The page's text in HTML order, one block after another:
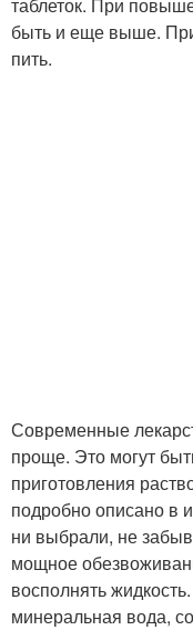
быть и еще выше.
пить.
Современные
проще. Это могут
приготовления
подробно описано в
ни выбрали, не
мощное
восполнять
минеральная вода,